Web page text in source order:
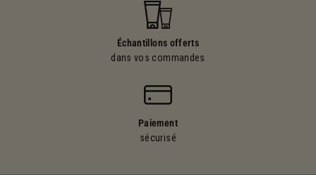
Échantillons offerts
dans vos commandes
Paiement
sécurisé